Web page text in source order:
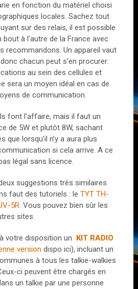
en fonction du matériel choisi
locales. Sachez tout
sur des relais, il est possible
bout à l’autre de la France avec
recommandons. Un appareil vaut
chacun peut s’en procurer.
au sein des cellules et
sera un moyen idéal en cas de
de communication.
font l’affaire, mais il faut un
de 5W et plutôt 8W, sachant
que lorsqu’il n’y a aura plus
si cela arrive. A ce
légal sans licence.
suggestions très similaires
faut des tutoriels : le TYT TH-
5R. Vous pouvez bien sûr les
sites.
votre disposition un KIT RADIO
version dispo ici), incluant un
à tous les talkie-walkies
ci peuvent être chargés en
un talkie par une personne